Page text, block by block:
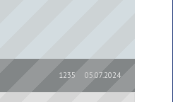
05.07.2024
1235